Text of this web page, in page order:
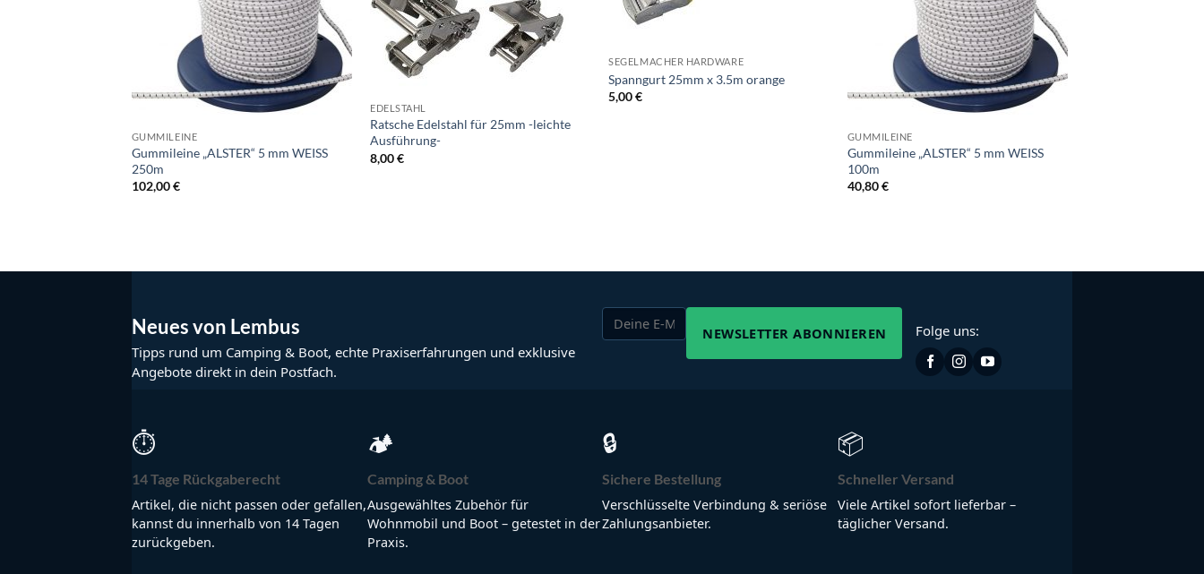
GUMMILEINE
Gummileine „ALSTER“ 5 mm WEISS
250m
102,00€
EDELSTAHL
Ratsche Edelstahl für 25mm -leichte
Ausführung-
8,00€
SEGELMACHER HARDWARE
Spanngurt 25mm x 3.5m orange
5,00€
GUMMILEINE
Gummileine „ALSTER“ 5 mm WEISS
100m
40,80€
Neues von Lembus
Tipps rund um Camping & Boot, echte Praxiserfahrungen und exklusive
Angebote direkt in dein Postfach.
NEWSLETTER ABONNIEREN Folge uns:
⏱
14 Tage Rückgaberecht
Artikel, die nicht passen oder gefallen,
kannst du innerhalb von 14 Tagen
zurückgeben.
🏕
Camping & Boot
Ausgewähltes Zubehör für
Wohnmobil und Boot – getestet in der
Praxis.
🔒
Sichere Bestellung
Verschlüsselte Verbindung & seriöse
Zahlungsanbieter.
📦
Schneller Versand
Viele Artikel sofort lieferbar –
täglicher Versand.